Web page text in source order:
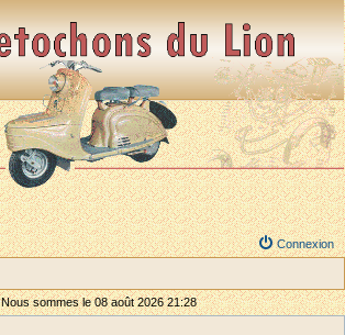
Connexion
Nous sommes le 08 août 2026 21:28